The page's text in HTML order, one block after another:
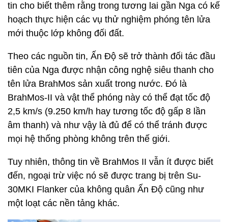
tin cho biết thêm rằng trong tương lai gần Nga có kế
hoạch thực hiện các vụ thử nghiệm phóng tên lửa
mới thuộc lớp không đối đất.
Theo các nguồn tin, Ấn Độ sẽ trở thành đối tác đầu
tiên của Nga được nhận công nghệ siêu thanh cho
tên lửa BrahMos sản xuất trong nước. Đó là
BrahMos-II và vật thể phóng này có thể đạt tốc độ
2,5 km/s (9.250 km/h hay tương tốc độ gấp 8 lần
âm thanh) và như vậy là đủ để có thể tránh được
mọi hệ thống phòng không trên thế giới.
Tuy nhiên, thông tin về BrahMos II vẫn ít được biết
đến, ngoại trừ việc nó sẽ được trang bị trên Su-
30MKI Flanker của không quân Ấn Độ cũng như
một loạt các nền tảng khác.